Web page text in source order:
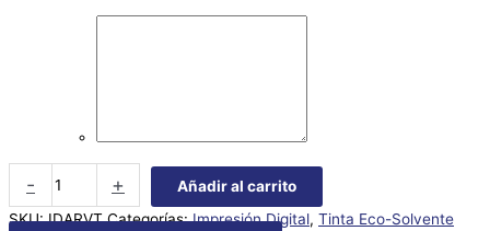
- +
Añadir al carrito
SKU:IDARVT Categorías:Impresión Digital, Tinta Eco-Solvente